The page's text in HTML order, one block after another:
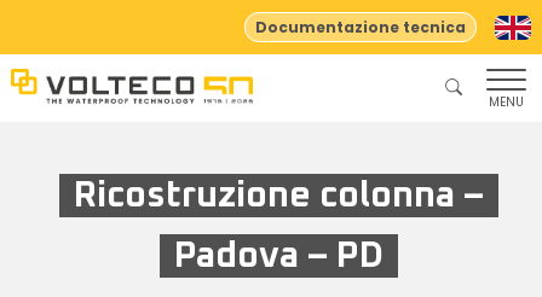
Documentazione tecnica
MENU
Ricostruzione colonna –
Padova – PD